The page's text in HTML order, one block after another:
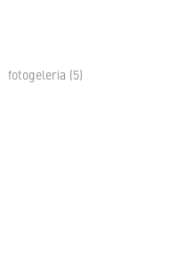
fotogeleria (5)